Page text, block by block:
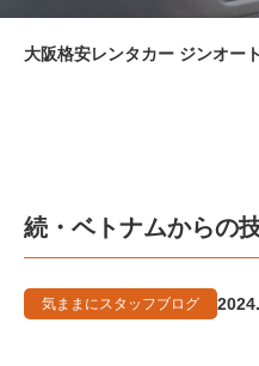
大阪格安レンタカー ジンオート
続・ベトナムからの
気ままにスタッフブログ